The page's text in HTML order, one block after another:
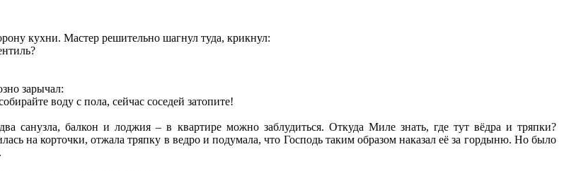
кухни. Мастер решительно шагнул туда, крикнул:
зарычал:
воду с пола, сейчас соседей затопите!
санузла, балкон и лоджия – в квартире можно заблудиться. Откуда Миле знать, где тут вёдра и тряпки?
на корточки, отжала тряпку в ведро и подумала, что Господь таким образом наказал её за гордыню. Но было